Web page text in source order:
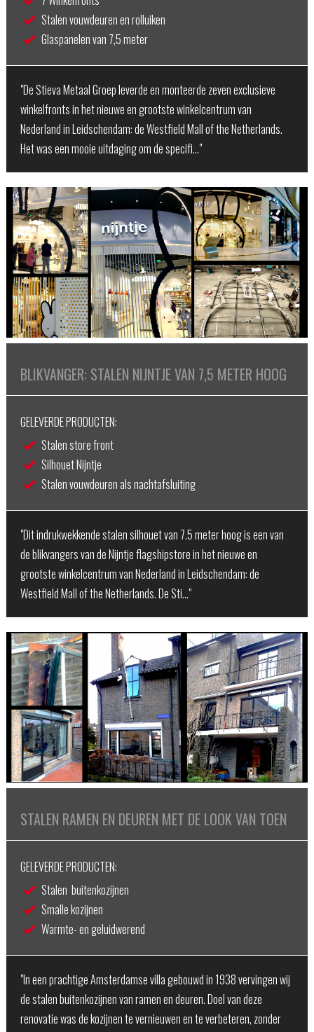
Stalen vouwdeuren en rolluiken
Glaspanelen van 7,5 meter
"De Stieva Metaal Groep leverde en monteerde zeven exclusieve
winkelfronts in het nieuwe en grootste winkelcentrum van
Nederland in Leidschendam: de Westfield Mall of the Netherlands.
Het was een mooie uitdaging om de specifi…"
BLIKVANGER: STALEN NIJNTJE VAN 7,5 METER HOOG
GELEVERDE PRODUCTEN:
Stalen store front
Silhouet Nijntje
Stalen vouwdeuren als nachtafsluiting
"Dit indrukwekkende stalen silhouet van 7.5 meter hoog is een van
de blikvangers van de Nijntje flagshipstore in het nieuwe en
grootste winkelcentrum van Nederland in Leidschendam: de
Westfield Mall of the Netherlands. De Sti…"
STALEN RAMEN EN DEUREN MET DE LOOK VAN TOEN
GELEVERDE PRODUCTEN:
Stalen buitenkozijnen
Smalle kozijnen
Warmte- en geluidwerend
"In een prachtige Amsterdamse villa gebouwd in 1938 vervingen wij
de stalen buitenkozijnen van ramen en deuren. Doel van deze
renovatie was de kozijnen te vernieuwen en te verbeteren, zonder